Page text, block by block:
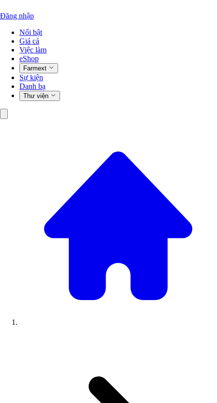
Đăng nhập
Nổi bật
Giá cả
Việc làm
eShop
Farmext
Sự kiện
Danh bạ
Thư viện